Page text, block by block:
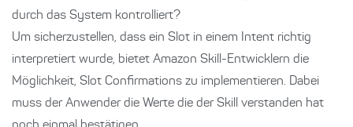
durch das System kontrolliert?
Um sicherzustellen, dass ein Slot in einem Intent richtig
interpretiert wurde, bietet Amazon Skill-Entwicklern die
Möglichkeit, Slot Confirmations zu implementieren. Dabei
muss der Anwender die Werte die der Skill verstanden hat